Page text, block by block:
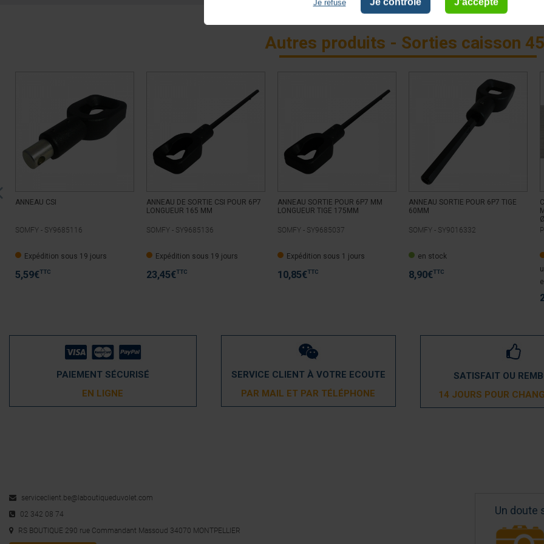
Autres produits - Sorties caisson
ANNEAU CSI
SOMFY - SY9685116
Expédition sous 19 jours
5,59€TTC
ANNEAU DE SORTIE CSI POUR 6P7
LONGUEUR 165 MM
SOMFY - SY9685136
Expédition sous 19 jours
23,45€TTC
ANNEAU SORTIE POUR 6P7 MM
LONGUEUR TIGE 175MM
SOMFY - SY9685037
Expédition sous 1 jours
10,85€TTC
ANNEAU SORTIE POUR 6P7 TIGE
60MM
SOMFY - SY9016332
en stock
8,90€TTC
PAIEMENT SÉCURISÉ
EN LIGNE
SERVICE CLIENT À VOTRE ECOUTE
PAR MAIL ET PAR TÉLÉPHONE
SATISFAIT OU
14 JOURS POUR
serviceclient.be@laboutiqueduvolet.com
02 342 08 74
RS BOUTIQUE 290 rue Commandant Massoud 34070 MONTPELLIER
Un doute
Je refuse